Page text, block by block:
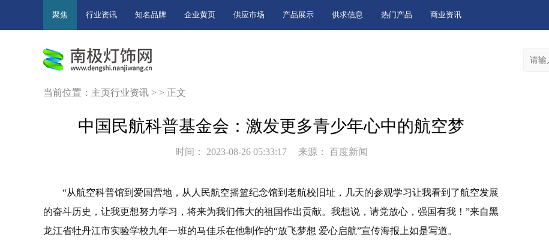
聚焦 行业资讯 知名品牌 企业黄页 供应市场 产品展示 供求信息 热门产品 商业资讯
当前位置： 主页行业资讯 > > 正文
中国民航科普基金会：激发更多青少年心中的航空梦
时间： 2023-08-26 05:33:17 来源： 百度新闻
“从航空科普馆到爱国营地，从人民航空摇篮纪念馆到老航校旧址，几天的参观学习让我看到了航空发展
的奋斗历史，让我更想努力学习，将来为我们伟大的祖国作出贡献。我想说，请党放心，强国有我！”来自黑
龙江省牡丹江市实验学校九年一班的马佳乐在他制作的“放飞梦想 爱心启航”宣传海报上如是写道。